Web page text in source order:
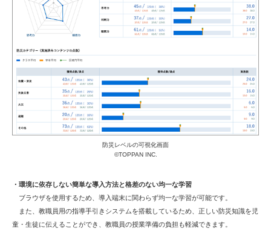
防災レベルの可視化画面
©TOPPAN INC.
・環境に依存しない簡単な導入方法と格差のない均一な学習
ブラウザを使用するため、導入端末に関わらず均一な学習が可能です。
また、教職員用の指導手引きシステムを搭載しているため、正しい防災知識を児
童・生徒に伝えることができ、教職員の授業準備の負担も軽減できます。